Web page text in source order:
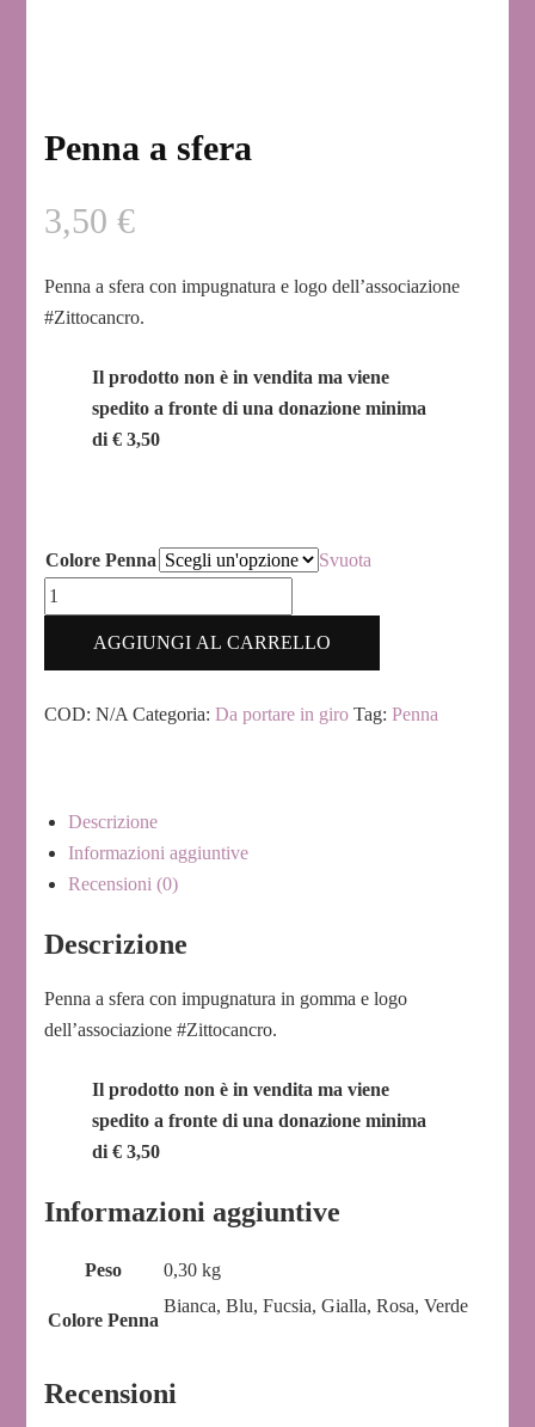
Penna a sfera
3,50€
Penna a sfera con impugnatura e logo dell’associazione
#Zittocancro.
Il prodotto non è in vendita ma viene
spedito a fronte di una donazione minima
di € 3,50
Colore Penna
Svuota
Penna
a
AGGIUNGI AL CARRELLO
COD:N/A Categoria:Da portare in giro Tag:Penna
Descrizione
Informazioni aggiuntive
Recensioni (0)
Descrizione
Penna a sfera con impugnatura in gomma e logo
dell’associazione #Zittocancro.
Il prodotto non è in vendita ma viene
spedito a fronte di una donazione minima
di € 3,50
Informazioni aggiuntive
Peso 0,30 kg
Colore Penna
Bianca, Blu, Fucsia, Gialla, Rosa, Verde
Recensioni